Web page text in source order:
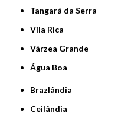
Tangará da Serra
Vila Rica
Várzea Grande
Água Boa
Brazlândia
Ceilândia